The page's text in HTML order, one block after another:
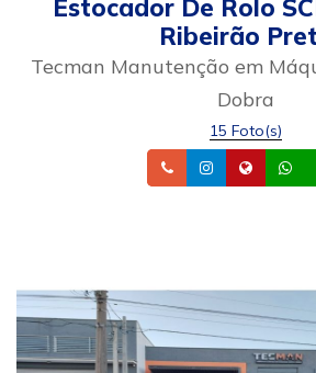
Estocador De Rolo
Ribeirão
Tecman Manutenção em
Dobra
15 Foto(s)
TelefoneInstagram
Site